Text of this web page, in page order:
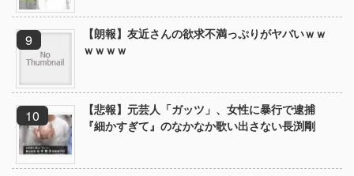
【朗報】友近さんの欲求不満っぷりがヤバいｗｗ
ｗｗｗｗ
【悲報】元芸人「ガッツ」、女性に暴行で逮捕
『細かすぎて』のなかなか歌い出さない長渕剛